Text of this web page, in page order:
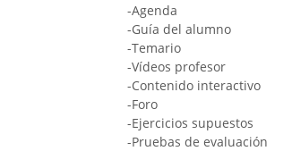
-Agenda
-Guía del alumno
-Temario
-Vídeos profesor
-Contenido interactivo
-Foro
-Ejercicios supuestos
-Pruebas de evaluación